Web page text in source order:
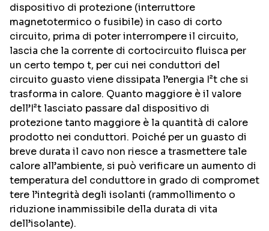
dispositivo di protezione (interruttore
magnetotermico o fusibile) in caso di corto
circuito, prima di poter interrompere il circuito,
lascia che la corrente di cortocircuito fluisca per
un certo tempo t, per cui nei conduttori del
circuito guasto viene dissipata l’energia I²t che si
trasforma in calore. Quanto maggiore è il valore
dell’I²t lasciato passare dal dispositivo di
protezione tanto maggiore è la quantità di calore
prodotto nei conduttori. Poiché per un guasto di
breve durata il cavo non riesce a trasmettere tale
calore all’ambiente, si può verificare un aumento di
temperatura del conduttore in grado di compromet
tere l’integrità degli isolanti (rammollimento o
riduzione inammissibile della durata di vita
dell’isolante).